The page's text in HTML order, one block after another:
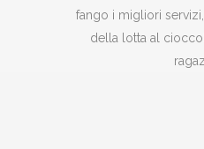
fango i migliori
della lotta al